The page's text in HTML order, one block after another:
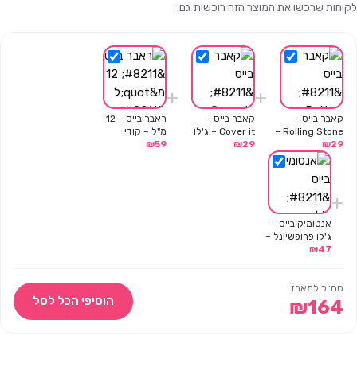
לקוחות שרכשו את המוצר הזה רוכשות גם:
קאבר בייס –
Rolling Stone –
ג'לו פרופשיונל –
₪29
+
קאבר בייס –
Cover it – ג'לו
₪29
+
ראבר בייס – 12
מ"ל – קודי
₪59
+
אנטומיק בייס –
ג'לו פרופשיונל –
13 מ"ל ₪47
סה״כ למארז
₪164 הוסיפי הכל לסל